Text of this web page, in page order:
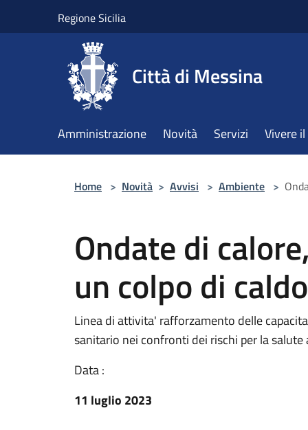
Regione Sicilia
Città di Messina
Amministrazione Novità Servizi Vivere
Home > Novità > Avvisi > Ambiente >
Ondate di
un colpo di caldo
Linea di attivita' rafforzamento delle
sanitario nei confronti dei rischi per la
Data :
11 luglio 2023